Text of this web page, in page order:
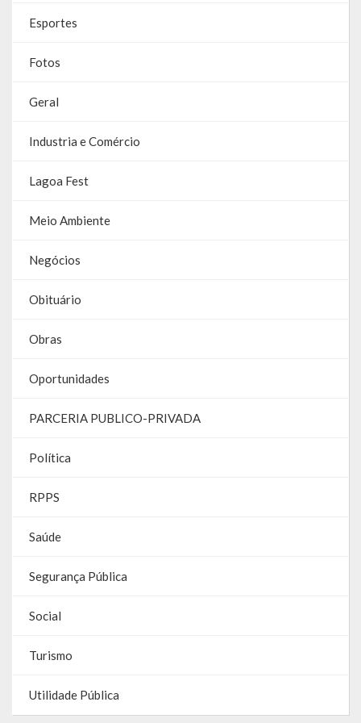
Galeria de Vereadores
SIAFIC
Contas
Contas – TCE
Relatório Anual de Gestão
Legislativo
Legislação
Lei Municipal
Esportes
Fotos
Geral
Industria e Comércio
Lagoa Fest
Meio Ambiente
Negócios
Obituário
Obras
Oportunidades
PARCERIA PUBLICO-PRIVADA
Política
RPPS
Saúde
Segurança Pública
Social
Turismo
Utilidade Pública